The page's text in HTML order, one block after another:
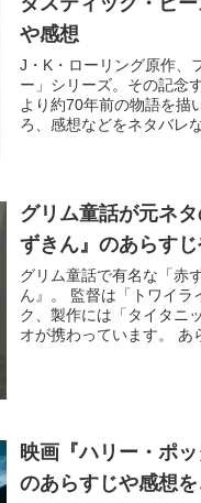
や感想
J・K・ローリング原作、
ー」シリーズ。その記念
より約70年前の物語を描
ろ、感想などをネタバレ
グリム童話が元ネ
ずきん』のあらす
グリム童話で有名な「赤
ん』。 監督は「トワイラ
ク、製作には「タイタニ
オが携わっています。 あ
映画『ハリー・ポ
のあらすじや感想を